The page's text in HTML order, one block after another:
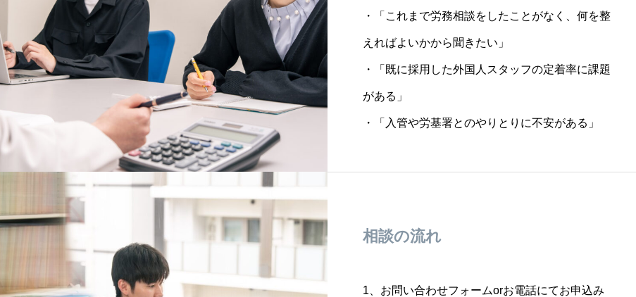
・「これまで労務相談をしたことがなく、何を整
えればよいかから聞きたい」
・「既に採用した外国人スタッフの定着率に課題
がある」
・「入管や労基署とのやりとりに不安がある」
相談の流れ
1、お問い合わせフォームorお電話にてお申込み